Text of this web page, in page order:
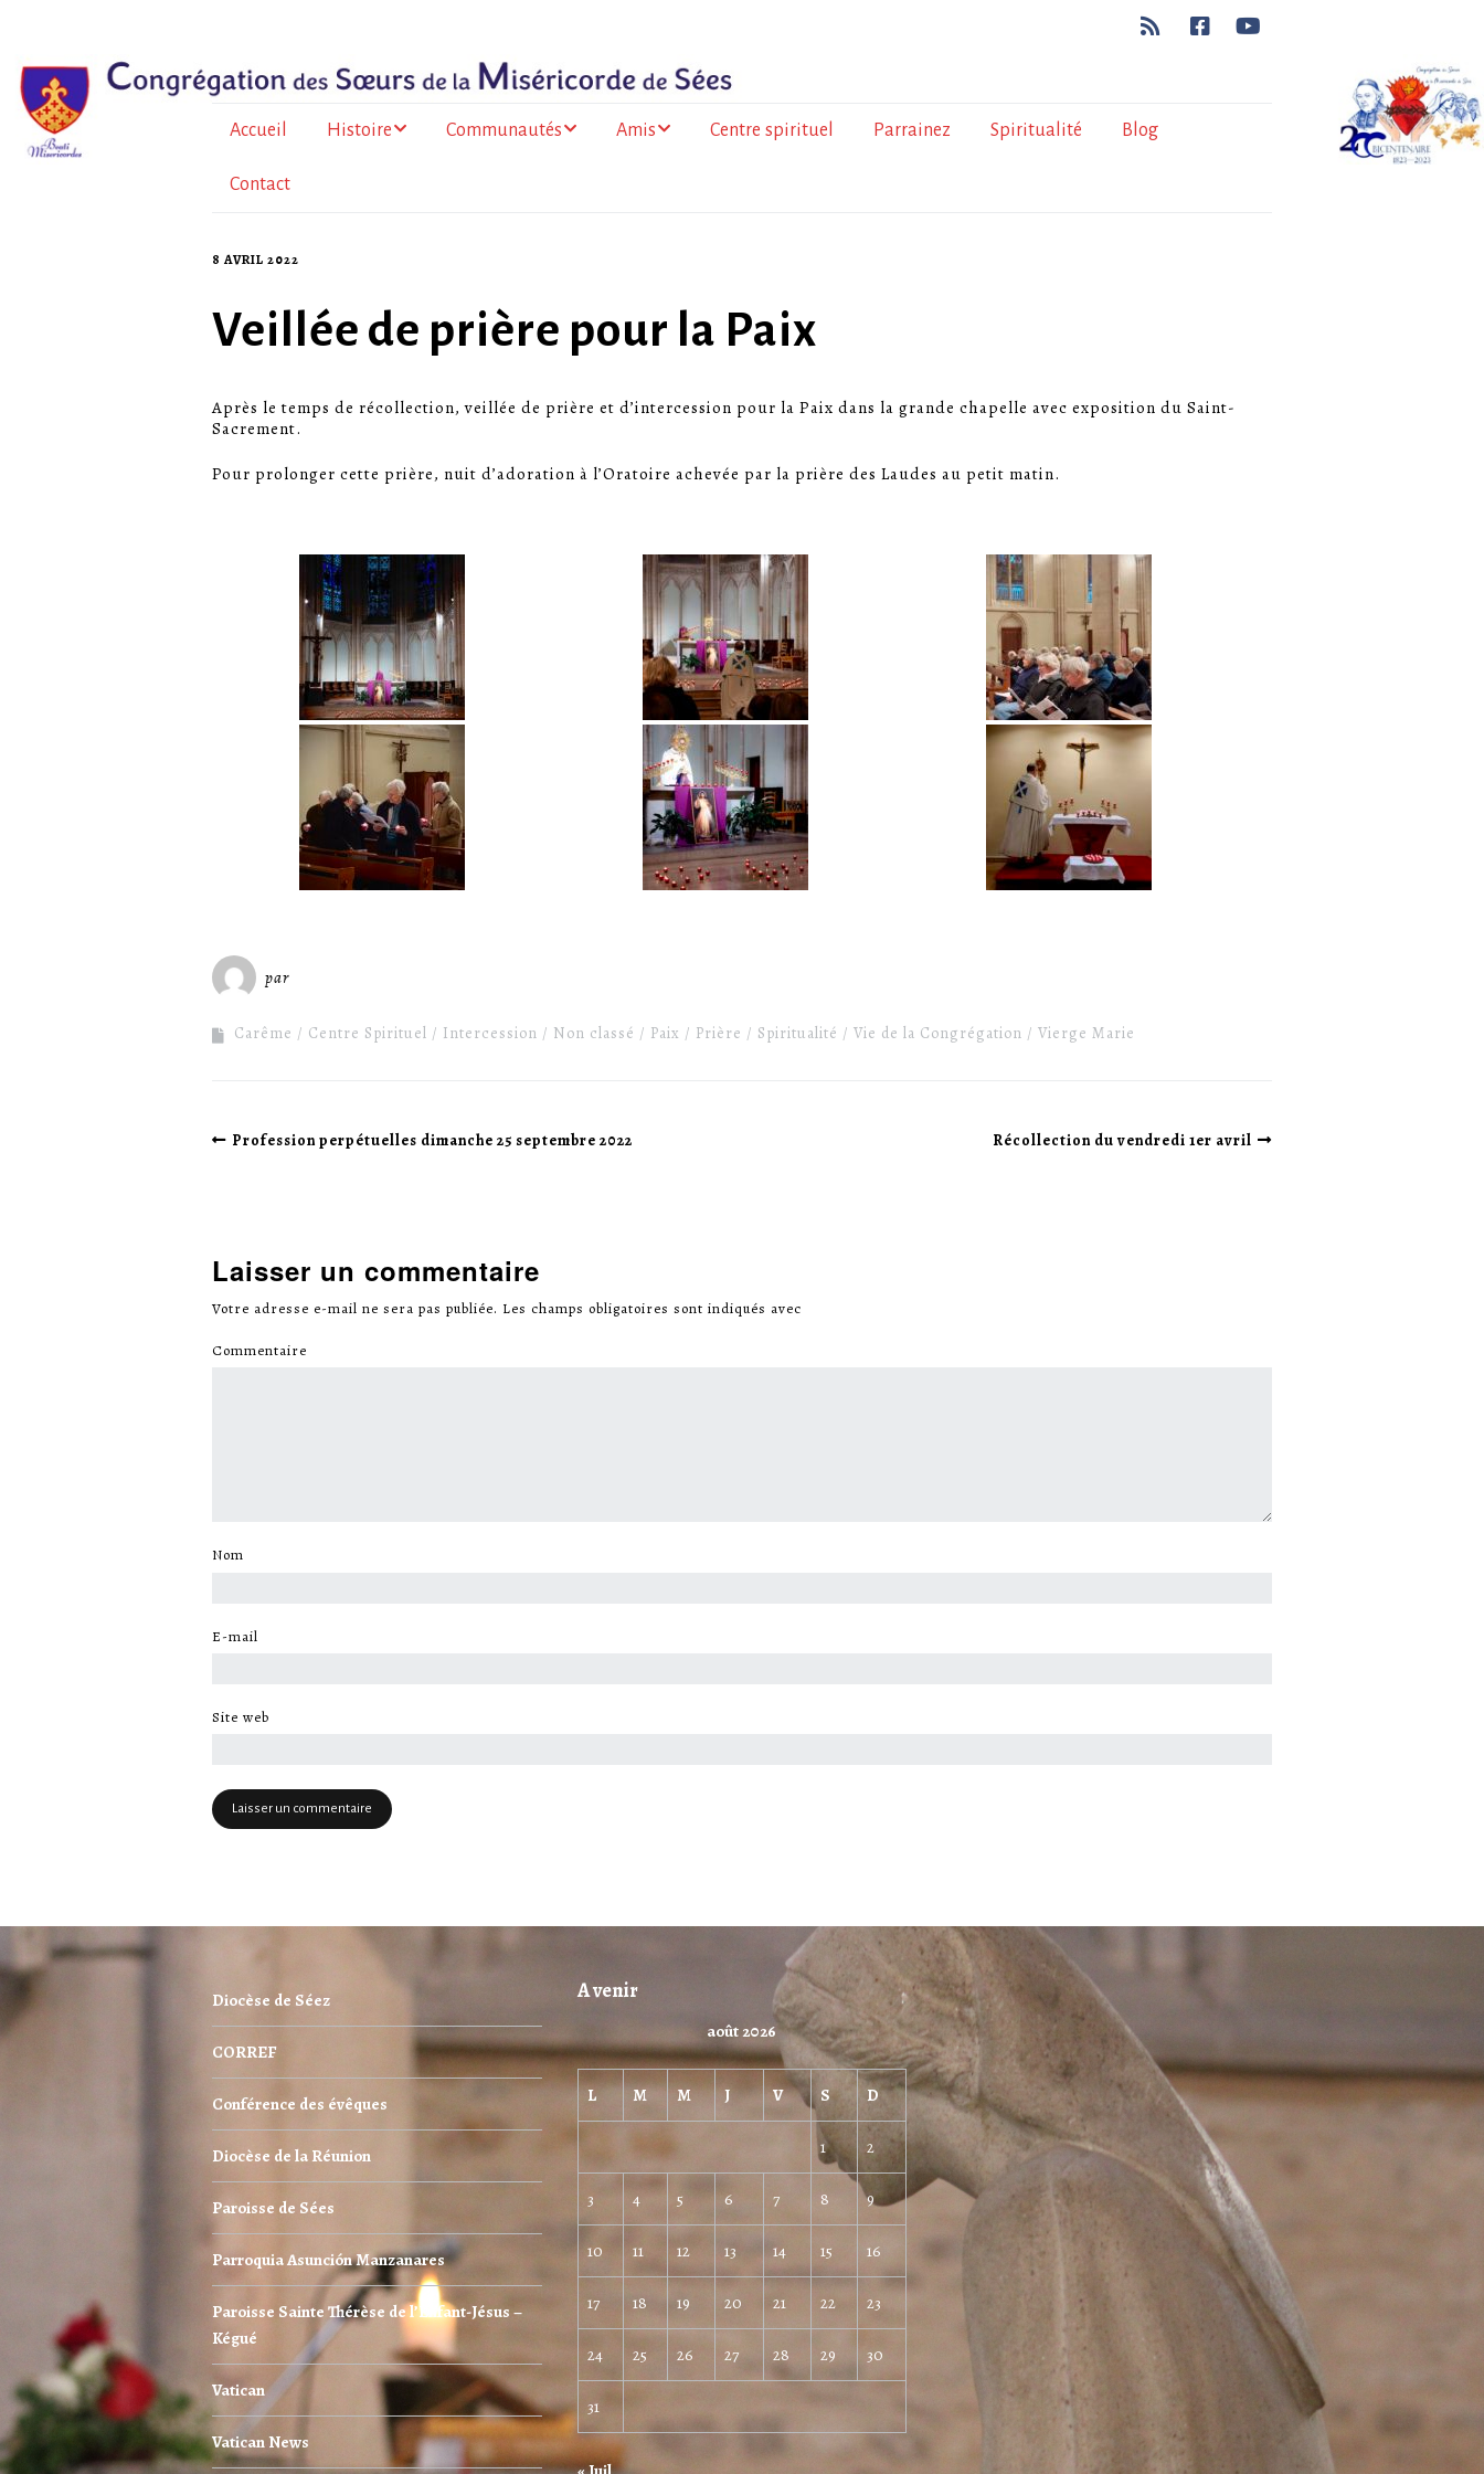
Accueil Histoire Communautés
Au Togo
La formation des
Amis Centre spirituel Parrainez Spiritualité Blog
Contact
8 AVRIL 2022
Veillée de prière pour la Paix
Après le temps de récollection, veillée de prière et d’intercession pour la Paix dans la grande chapelle avec exposition du Saint-
Sacrement.
Pour prolonger cette prière, nuit d’adoration à l’Oratoire achevée par la prière des Laudes au petit matin.
par
Carême Centre Spirituel Intercession Non classé Paix Prière Spiritualité Vie de la Congrégation Vierge Marie
Profession perpétuelles dimanche 25 septembre 2022 Récollection du vendredi 1er avril
Laisser un commentaire
Votre adresse e-mail ne sera pas publiée. Les champs obligatoires sont indiqués avec
Commentaire
Nom
E-mail
Site web
Diocèse de Séez
CORREF
Conférence des évêques
Diocèse de la Réunion
Paroisse de Sées
Parroquia Asunción Manzanares
Paroisse Sainte Thérèse de l’Enfant-Jésus –
Kégué
Vatican
Vatican News
A venir
août 2026
L M M J V S D
1 2
3 4 5 6 7 8 9
10 11 12 13 14 15 16
17 18 19 20 21 22 23
24 25 26 27 28 29 30
31